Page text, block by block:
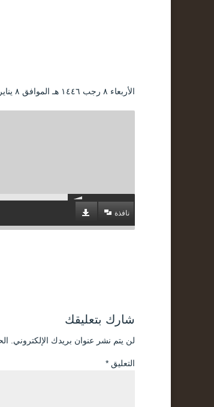
الأربعاء ۸ رجب ۱٤٤٦ هـ الموافق ۸ يناير ۲۰۲۵ مـ |
نافذة
شارك بتعليقك
لن يتم نشر عنوان بريدك الإلكتروني.
التعليق *